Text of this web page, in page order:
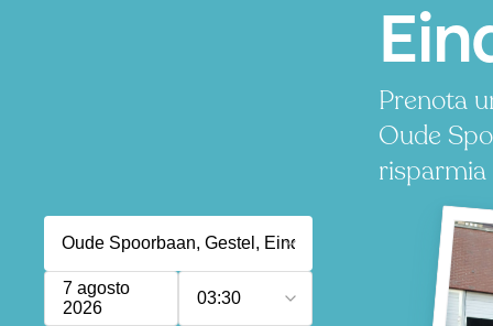
Prenota
Oude
risparmia
7 agosto
2026
03:30